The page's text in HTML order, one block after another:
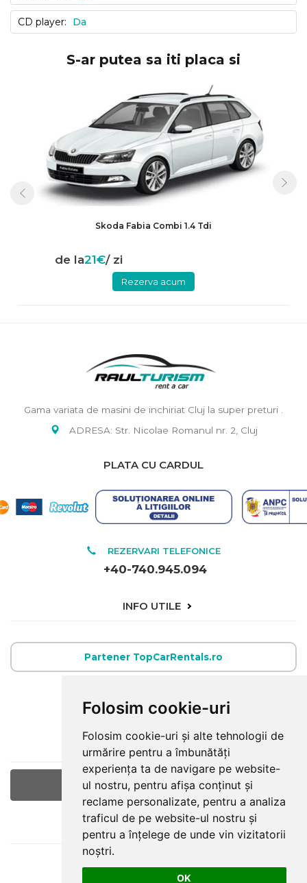
Folosim cookie-uri
Folosim cookie-uri și alte tehnologii de
urmărire pentru a îmbunătăți
experiența ta de navigare pe website-
ul nostru, pentru afișa conținut și
reclame personalizate, pentru a analiza
traficul de pe website-ul nostru și
pentru a înțelege de unde vin vizitatorii
noștri.
OK
CD player: Da
S-ar putea sa iti placa si
Skoda Fabia Combi 1.4 Tdi
de la21€/ zi
Rezerva acum
Gama variata de masini de inchiriat Cluj la super preturi .
ADRESA: Str. Nicolae Romanul nr. 2, Cluj
PLATA CU CARDUL
REZERVARI TELEFONICE
+40-740.945.094
INFO UTILE
Partener TopCarRentals.ro
office@raulturism.ro
ULTIMELE ARTICOLE
Viziteaza-ne pe facebook
LOCATIE